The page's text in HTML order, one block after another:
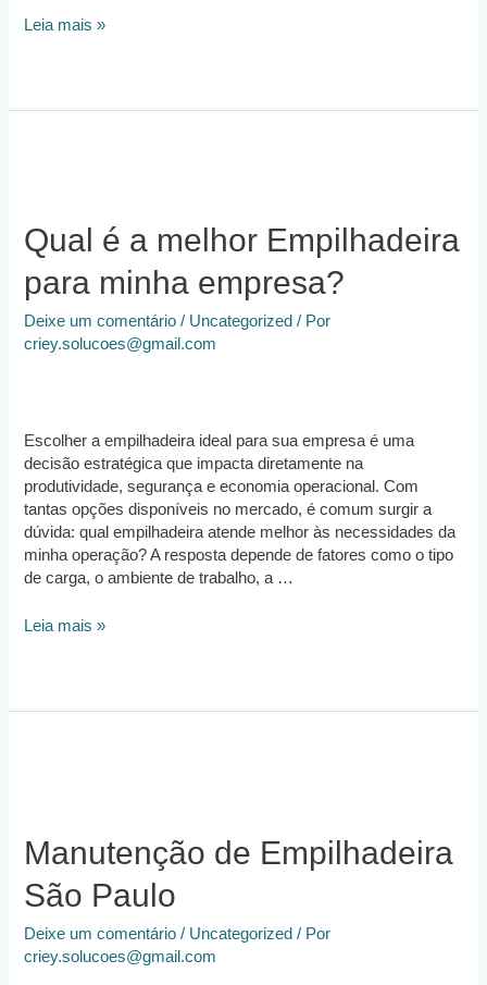
Alugar
Melhorar
Empresa?
Leia mais »
Qual é a melhor Empilhadeira
para minha empresa?
Deixe um comentário / Uncategorized / Por
criey.solucoes@gmail.com
Escolher a empilhadeira ideal para sua empresa é uma
decisão estratégica que impacta diretamente na
produtividade, segurança e economia operacional. Com
tantas opções disponíveis no mercado, é comum surgir a
dúvida: qual empilhadeira atende melhor às necessidades da
minha operação? A resposta depende de fatores como o tipo
de carga, o ambiente de trabalho, a …
Qual
Empilhadeira
Leia mais »
Manutenção de Empilhadeira
São Paulo
Deixe um comentário / Uncategorized / Por
criey.solucoes@gmail.com